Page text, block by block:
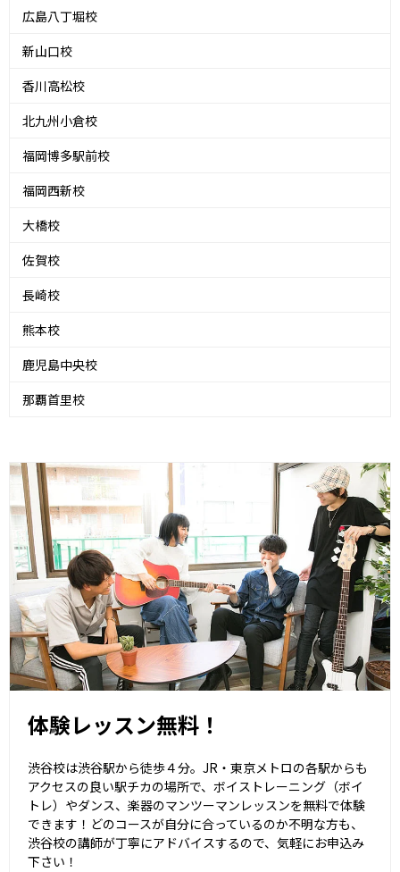
広島八丁堀校
新山口校
香川高松校
北九州小倉校
福岡博多駅前校
福岡西新校
大橋校
佐賀校
長崎校
熊本校
鹿児島中央校
那覇首里校
体験レッスン無料！
渋谷校は渋谷駅から徒歩４分。JR・東京メトロの各駅からも
アクセスの良い駅チカの場所で、ボイストレーニング（ボイ
トレ）やダンス、楽器のマンツーマンレッスンを無料で体験
できます！どのコースが自分に合っているのか不明な方も、
渋谷校の講師が丁寧にアドバイスするので、気軽にお申込み
下さい！